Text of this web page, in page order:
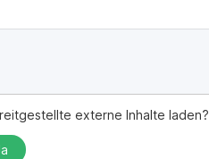
externe Inhalte laden?